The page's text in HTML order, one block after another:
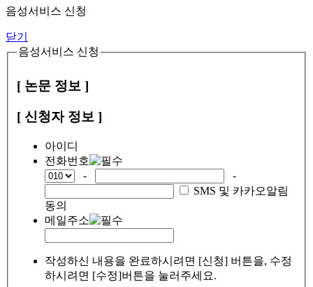
음성서비스 신청
닫기
음성서비스 신청
[ 논문 정보 ]
[ 신청자 정보 ]
아이디
전화번호
-
-
SMS 및 카카오알림
동의
메일주소
작성하신 내용을 완료하시려면 [신청] 버튼을, 수정
하시려면 [수정]버튼을 눌러주세요.